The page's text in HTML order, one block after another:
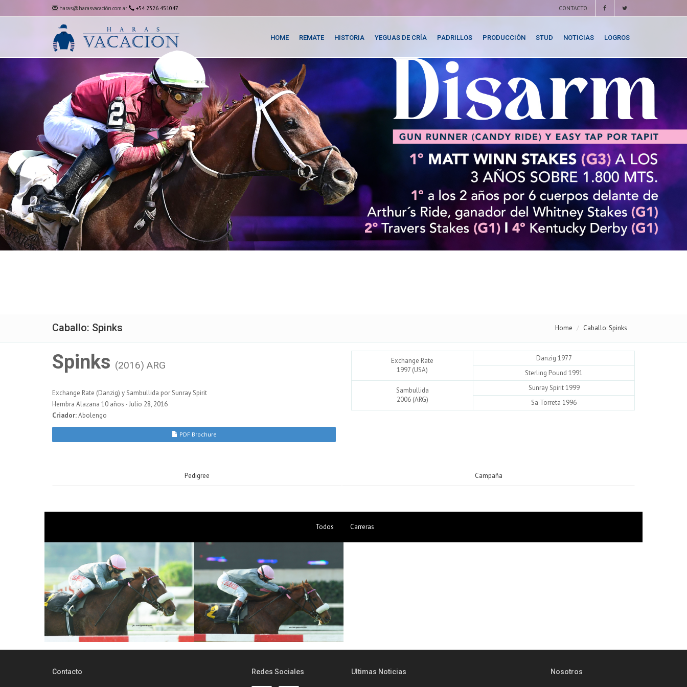
haras@harasvacación.com.ar +54 2326 451047 CONTACTO
HOME REMATE HISTORIA YEGUAS DE CRÍA PADRILLOS PRODUCCIÓN STUD NOTICIAS LOGROS
Caballo: Spinks Home Caballo: Spinks
Spinks (2016) ARG
Exchange Rate (Danzig) y Sambullida por Sunray Spirit
Hembra Alazana 10 años - Julio 28, 2016
Criador:Abolengo
PDF Brochure
Exchange Rate
1997 (USA)
Danzig 1977
Sterling Pound 1991
Sambullida
2006 (ARG)
Sunray Spirit 1999
Sa Torreta 1996
Pedigree Campaña
Todos Carreras
Contacto Redes Sociales Ultimas Noticias Nosotros